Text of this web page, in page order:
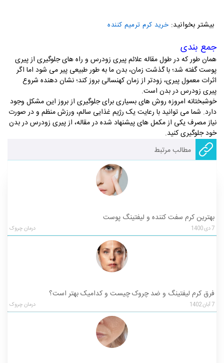
بیشتر بخوانید: خرید کرم ترمیم کننده
جمع بندی
همان طور که در طول مقاله علائم پیری زودرس و راه های جلوگیری از پیری
پوست گفته شد؛ با گذشت زمان، بدن ما به طور طبیعی پیر می شود اما اگر
اثرات معمول پیری، زودتر از زمان کهنسالی بروز کند؛ نشان دهنده شروع
پیری زودرس در بدن است.
خوشبختانه امروزه روش های بسیاری برای جلوگیری از بروز این مشکل وجود
دارد. شما می توانید با رعایت یک رژیم غذایی سالم، ورزش منظم و در صورت
نیاز مصرف یکی از مکمل های پیشنهاد شده در مقاله، از پیری زودرس در بدن
خود جلوگیری کنید.
مطالب مرتبط
بهترین کرم سفت کننده و لیفتینگ پوست
7دی1400 درمان چروک
فرق کرم لیفتینگ و ضد چروک چیست و کدامیک بهتر است؟
7آبان1402 درمان چروک